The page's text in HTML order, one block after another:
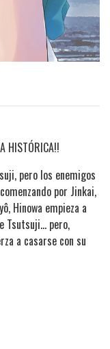
HISTÓRICA!!
pero los enemigos
por Jinkai,
Hinowa empieza a
Tsutsuji... pero,
a casarse con su